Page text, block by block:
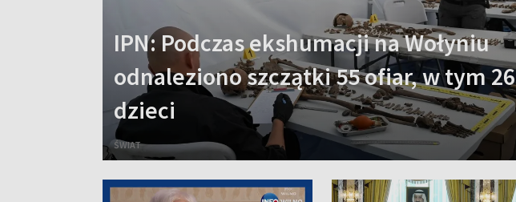
IPN: Podczas ekshumacji na Wołyniu
odnaleziono szczątki 55 ofiar, w tym 26
dzieci
ŚWIAT